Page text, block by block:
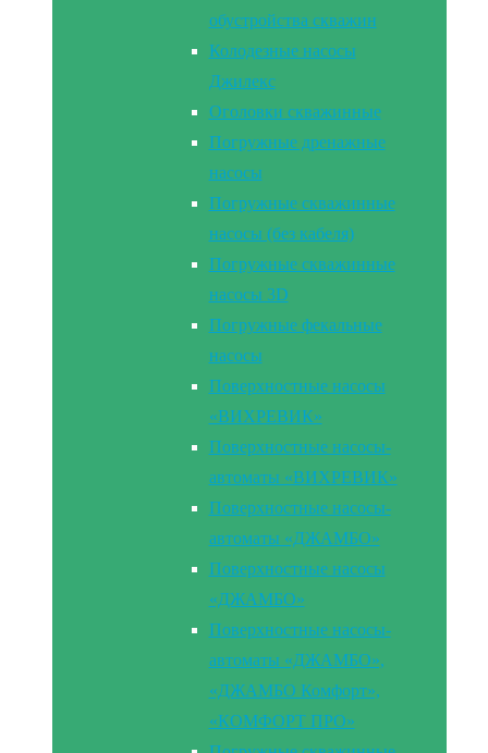
обустройства скважин
Колодезные насосы
Джилекс
Оголовки скважинные
Погружные дренажные
насосы
Погружные скважинные
насосы (без кабеля)
Погружные скважинные
насосы 3D
Погружные фекальные
насосы
Поверхностные насосы
«ВИХРЕВИК»
Поверхностные насосы-
автоматы «ВИХРЕВИК»
Поверхностные насосы-
автоматы «ДЖАМБО»
Поверхностные насосы
«ДЖАМБО»
Поверхностные насосы-
автоматы «ДЖАМБО»,
«ДЖАМБО Комфорт»,
«КОМФОРТ ПРО»